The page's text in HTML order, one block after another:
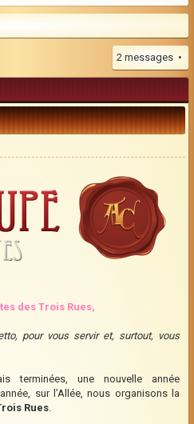
2 messages •
des Trois Rues,
pour vous servir et, surtout, vous
terminées, une nouvelle année
sur l’Allée, nous organisons la
Rues.